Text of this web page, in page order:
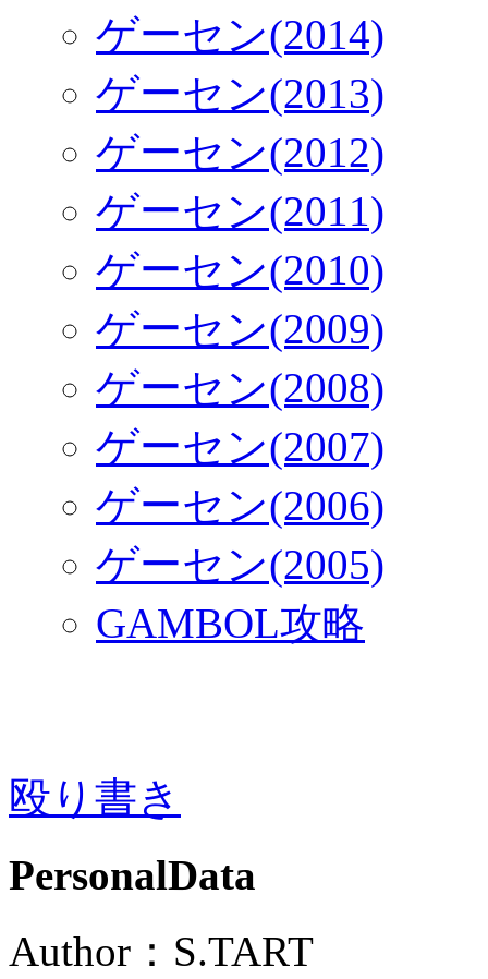
ゲーセン(2014)
ゲーセン(2013)
ゲーセン(2012)
ゲーセン(2011)
ゲーセン(2010)
ゲーセン(2009)
ゲーセン(2008)
ゲーセン(2007)
ゲーセン(2006)
ゲーセン(2005)
GAMBOL攻略
殴り書き
PersonalData
Author：S.TART